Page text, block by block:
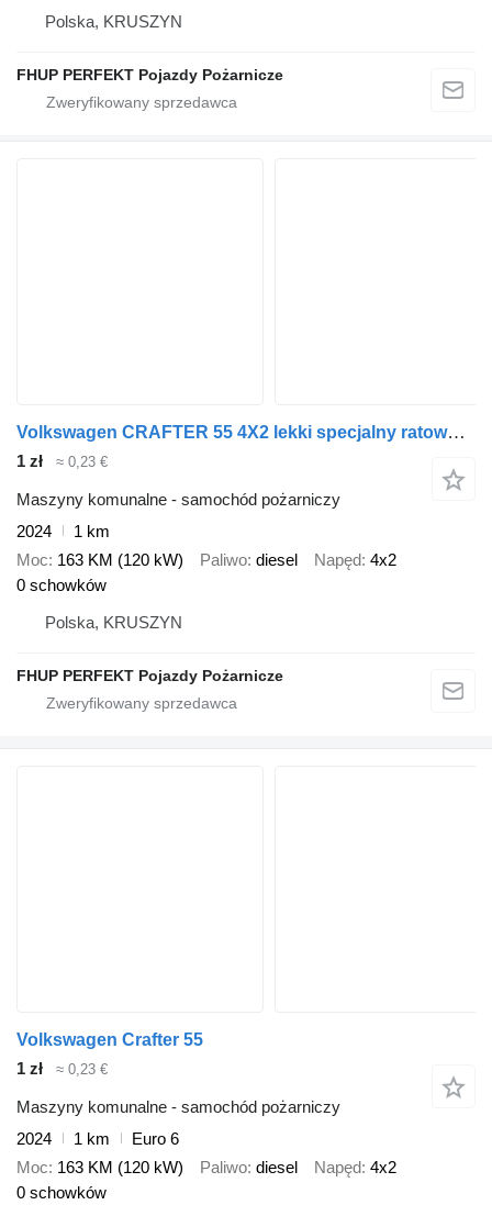
Polska, KRUSZYN
FHUP PERFEKT Pojazdy Pożarnicze
Volkswagen CRAFTER 55 4X2 lekki specjalny ratowniczo-gaśnicz
1 zł ≈ 0,23 €
Maszyny komunalne - samochód pożarniczy
2024
1 km
Moc 163 KM (120 kW) Paliwo diesel Napęd 4x2
0 schowków
Polska, KRUSZYN
FHUP PERFEKT Pojazdy Pożarnicze
Volkswagen Crafter 55
1 zł
≈ 0,23 €
Maszyny komunalne - samochód pożarniczy
2024
1 km
Euro 6
Moc 163 KM (120 kW) Paliwo diesel Napęd 4x2
0 schowków